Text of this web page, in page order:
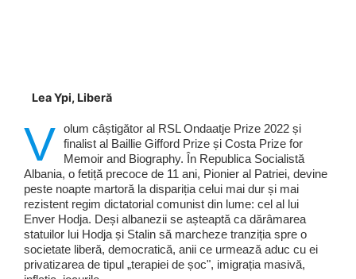
Lea Ypi, Liberă
V olum câștigător al RSL Ondaatje Prize 2022 și
finalist al Baillie Gifford Prize și Costa Prize for
Memoir and Biography. În Republica Socialistă
Albania, o fetiță precoce de 11 ani, Pionier al Patriei, devine
peste noapte martoră la dispariția celui mai dur și mai
rezistent regim dictatorial comunist din lume: cel al lui
Enver Hodja. Deși albanezii se așteaptă ca dărâmarea
statuilor lui Hodja și Stalin să marcheze tranziția spre o
societate liberă, democratică, anii ce urmează aduc cu ei
privatizarea de tipul „terapiei de șoc", imigrația masivă,